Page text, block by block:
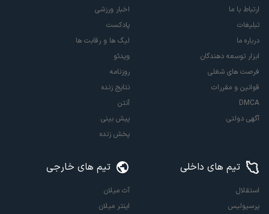
ارتباط با ما
تبلیغات
درباره ما
ابزار توسعه دهندگان
فرصت های شغلی
قوانین و مقررات
DMCA
آگهی دولتی
اخبار ورزشی
پادکست
لیگ ها و رقابت ها
ویدئو
روزنامه
نتایج زنده
آنتن
پیش بینی
پخش زنده
تیم های داخلی
استقلال
پرسپولیس
تیم های خارجی
آث میلان
اینتر میلان